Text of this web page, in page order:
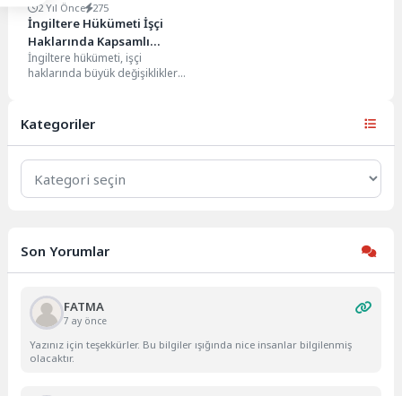
2 Yıl Önce 275
İngiltere Hükümeti İşçi
Haklarında Kapsamlı
Revizyon Planlıyor
İngiltere hükümeti, işçi
haklarında büyük değişiklikler
milyonlarca çalışan...
Kategoriler
Kategoriler
Son Yorumlar
FATMA
7 ay önce
Yazınız için teşekkürler. Bu bilgiler ışığında nice insanlar bilgilenmiş
olacaktır.